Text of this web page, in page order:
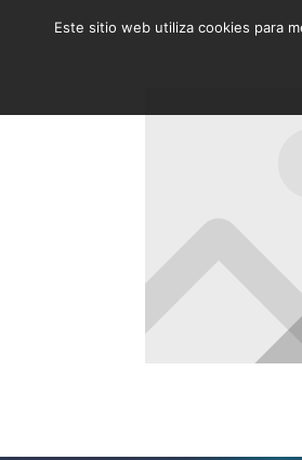
Este sitio web utiliza cookies para